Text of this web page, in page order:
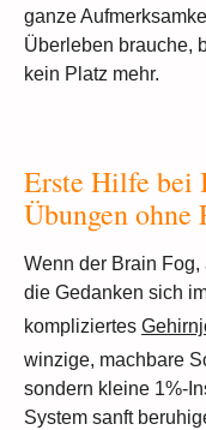
ganze
Überleben brauche,
kein Platz mehr.
Erste Hilfe bei
Übungen ohne
Wenn der Brain
die Gedanken sich
kompliziertes
winzige, machbare
sondern kleine 1%-
System sanft